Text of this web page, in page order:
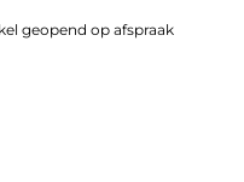
geopend op afspraak